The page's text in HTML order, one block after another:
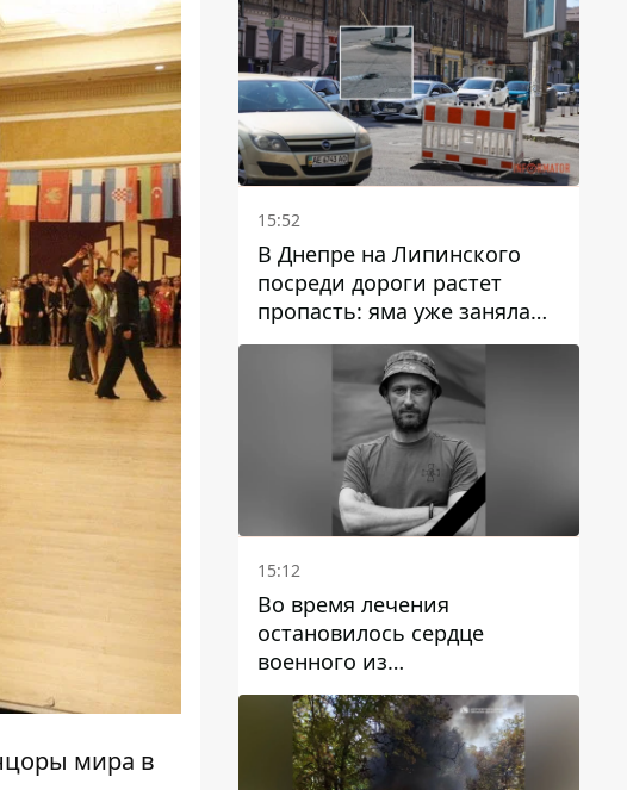
мира в
15:52
В Днепре на Липинского
посреди дороги растет
пропасть: яма уже заняла
полосу движения
15:12
Во время лечения
остановилось сердце
военного из
Днепропетровской области
Ростислава Лупашко